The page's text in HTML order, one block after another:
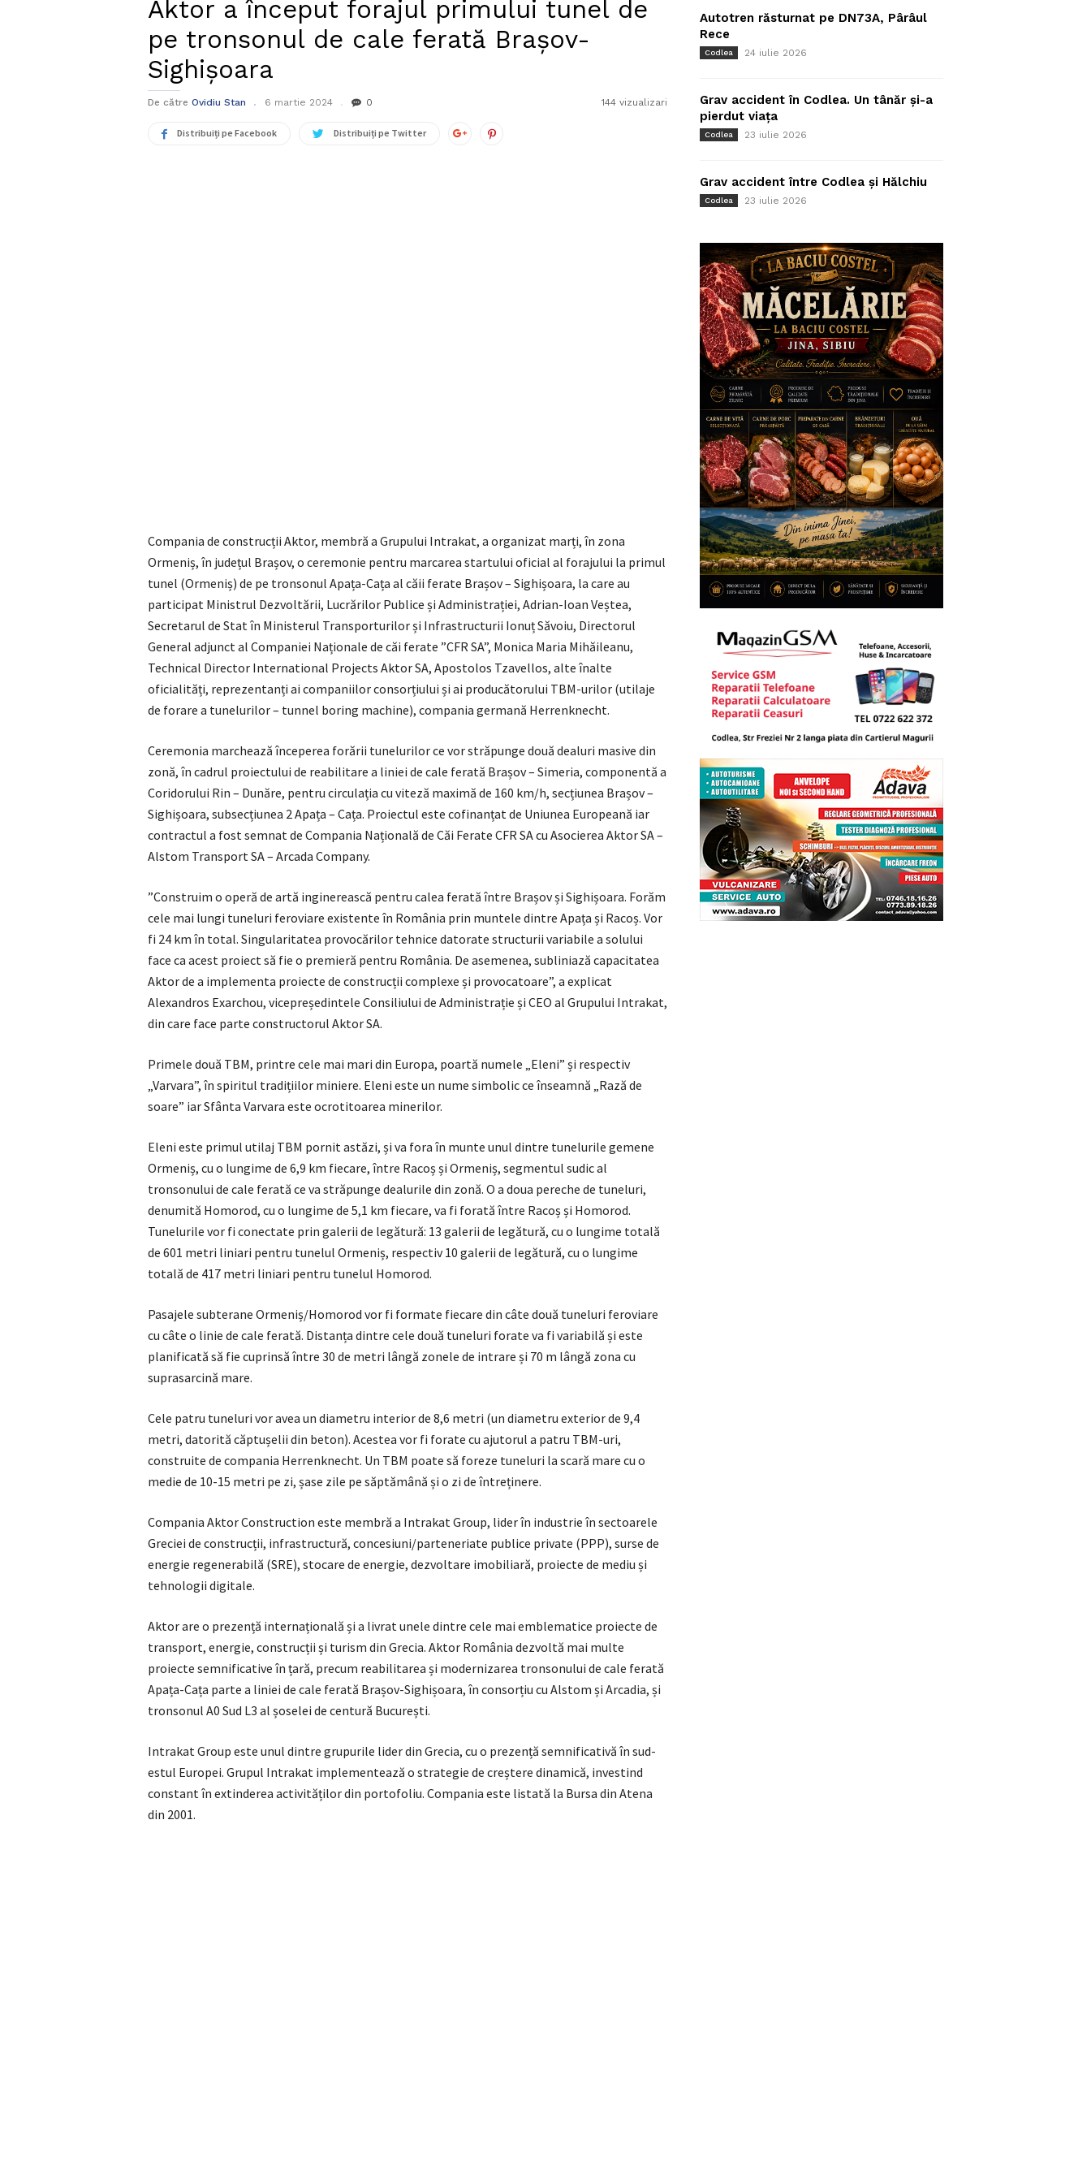
Aktor a început forajul primului tunel de
pe tronsonul de cale ferată Brașov-
Sighișoara
De către Ovidiu Stan 6 martie 2024 0 144 vizualizari
Distribuiți pe Facebook Distribuiți pe Twitter
Compania de construcții Aktor, membră a Grupului Intrakat, a organizat marți, în zona
Ormeniș, în județul Brașov, o ceremonie pentru marcarea startului oficial al forajului la primul
tunel (Ormeniș) de pe tronsonul Apața-Cața al căii ferate Brașov – Sighișoara, la care au
participat Ministrul Dezvoltării, Lucrărilor Publice și Administrației, Adrian-Ioan Veștea,
Secretarul de Stat în Ministerul Transporturilor și Infrastructurii Ionuț Săvoiu, Directorul
General adjunct al Companiei Naționale de căi ferate ”CFR SA”, Monica Maria Mihăileanu,
Technical Director International Projects Aktor SA, Apostolos Tzavellos, alte înalte
oficialități, reprezentanți ai companiilor consorțiului și ai producătorului TBM-urilor (utilaje
de forare a tunelurilor – tunnel boring machine), compania germană Herrenknecht.
Ceremonia marchează începerea forării tunelurilor ce vor străpunge două dealuri masive din
zonă, în cadrul proiectului de reabilitare a liniei de cale ferată Brașov – Simeria, componentă a
Coridorului Rin – Dunăre, pentru circulația cu viteză maximă de 160 km/h, secțiunea Brașov –
Sighișoara, subsecțiunea 2 Apața – Cața. Proiectul este cofinanțat de Uniunea Europeană iar
contractul a fost semnat de Compania Națională de Căi Ferate CFR SA cu Asocierea Aktor SA –
Alstom Transport SA – Arcada Company.
”Construim o operă de artă inginerească pentru calea ferată între Brașov și Sighișoara. Forăm
cele mai lungi tuneluri feroviare existente în România prin muntele dintre Apața și Racoș. Vor
fi 24 km în total. Singularitatea provocărilor tehnice datorate structurii variabile a solului
face ca acest proiect să fie o premieră pentru România. De asemenea, subliniază capacitatea
Aktor de a implementa proiecte de construcții complexe și provocatoare”, a explicat
Alexandros Exarchou, vicepreședintele Consiliului de Administrație și CEO al Grupului Intrakat,
din care face parte constructorul Aktor SA.
Primele două TBM, printre cele mai mari din Europa, poartă numele „Eleni” și respectiv
„Varvara”, în spiritul tradițiilor miniere. Eleni este un nume simbolic ce înseamnă „Rază de
soare” iar Sfânta Varvara este ocrotitoarea minerilor.
​Eleni este primul utilaj TBM pornit astăzi, și va fora în munte unul dintre tunelurile gemene
Ormeniș, cu o lungime de 6,9 km fiecare, între Racoș și Ormeniș, segmentul sudic al
tronsonului de cale ferată ce va străpunge dealurile din zonă. O a doua pereche de tuneluri,
denumită Homorod, cu o lungime de 5,1 km fiecare, va fi forată între Racoș și Homorod.
Tunelurile vor fi conectate prin galerii de legătură: 13 galerii de legătură, cu o lungime totală
de 601 metri liniari pentru tunelul Ormeniș, respectiv 10 galerii de legătură, cu o lungime
totală de 417 metri liniari pentru tunelul Homorod.
Pasajele subterane Ormeniș/Homorod vor fi formate fiecare din câte două tuneluri feroviare
cu câte o linie de cale ferată. Distanța dintre cele două tuneluri forate va fi variabilă și este
planificată să fie cuprinsă între 30 de metri lângă zonele de intrare și 70 m lângă zona cu
suprasarcină mare.
Cele patru tuneluri vor avea un diametru interior de 8,6 metri (un diametru exterior de 9,4
metri, datorită căptușelii din beton). Acestea vor fi forate cu ajutorul a patru TBM-uri,
construite de compania Herrenknecht. Un TBM poate să foreze tuneluri la scară mare cu o
medie de 10-15 metri pe zi, șase zile pe săptămână și o zi de întreținere.
Compania Aktor Construction este membră a Intrakat Group, lider în industrie în sectoarele
Greciei de construcții, infrastructură, concesiuni/parteneriate publice private (PPP), surse de
energie regenerabilă (SRE), stocare de energie, dezvoltare imobiliară, proiecte de mediu și
tehnologii digitale.
Aktor are o prezență internațională și a livrat unele dintre cele mai emblematice proiecte de
transport, energie, construcții și turism din Grecia. Aktor România dezvoltă mai multe
proiecte semnificative în țară, precum reabilitarea și modernizarea tronsonului de cale ferată
Apața-Cața parte a liniei de cale ferată Brașov-Sighișoara, în consorțiu cu Alstom și Arcadia, și
tronsonul A0 Sud L3 al șoselei de centură București.
Intrakat Group este unul dintre grupurile lider din Grecia, cu o prezență semnificativă în sud-
estul Europei. Grupul Intrakat implementează o strategie de creștere dinamică, investind
constant în extinderea activităților din portofoliu. Compania este listată la Bursa din Atena
din 2001.
Autotren răsturnat pe DN73A, Pârâul
Rece
Codlea 24 iulie 2026
Grav accident în Codlea. Un tânăr și-a
pierdut viața
Codlea 23 iulie 2026
Grav accident între Codlea și Hălchiu
Codlea 23 iulie 2026